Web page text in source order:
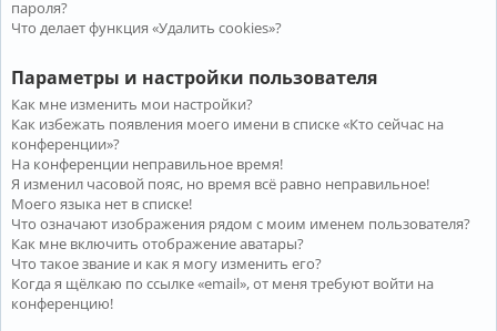
я
пароля?
Что делает функция «Удалить cookies»?
Параметры и настройки пользователя
Как мне изменить мои настройки?
Как избежать появления моего имени в списке «Кто сейчас на
конференции»?
На конференции неправильное время!
Я изменил часовой пояс, но время всё равно неправильное!
Моего языка нет в списке!
Что означают изображения рядом с моим именем пользователя?
Как мне включить отображение аватары?
Что такое звание и как я могу изменить его?
Когда я щёлкаю по ссылке «email», от меня требуют войти на
конференцию!